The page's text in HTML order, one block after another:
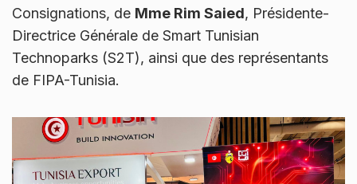
Consignations, de Mme Rim Saied, Présidente-
Directrice Générale de Smart Tunisian
Technoparks (S2T), ainsi que des représentants
de FIPA-Tunisia.